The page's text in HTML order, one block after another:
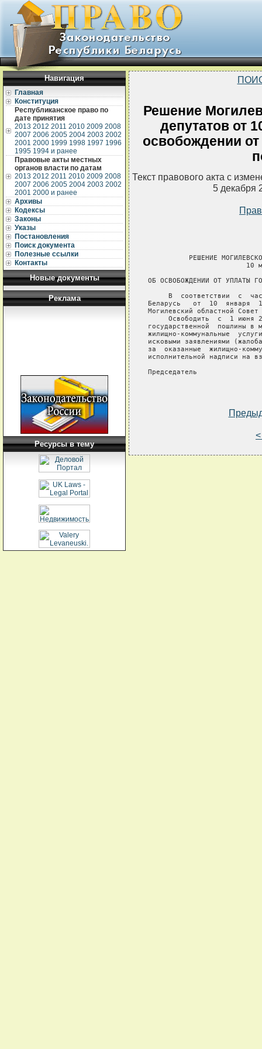
Навигация
Главная
Конституция
Республиканское право по
дате принятия
2013 2012 2011 2010 2009 2008
2007 2006 2005 2004 2003 2002
2001 2000 1999 1998 1997 1996
1995 1994 и ранее
Правовые акты местных
органов власти по датам
2013 2012 2011 2010 2009 2008
2007 2006 2005 2004 2003 2002
2001 2000 и ранее
Архивы
Кодексы
Законы
Указы
Постановления
Поиск документа
Полезные ссылки
Контакты
Новые документы
Реклама
Ресурсы в тему
Решение
депутатов от
освобождении
Текст правового акта с
5 декабря
РЕШЕНИЕ
10
ОБ ОСВОБОЖДЕНИИ ОТ УПЛАТЫ
В  соответствии  с
Беларусь   от  10  января
Могилевский областной
Освободить  с  1 июня
государственной  пошлины в
жилищно-коммунальные
исковыми заявлениями
за  оказанные  жилищно-
исполнительной надписи на
Председатель